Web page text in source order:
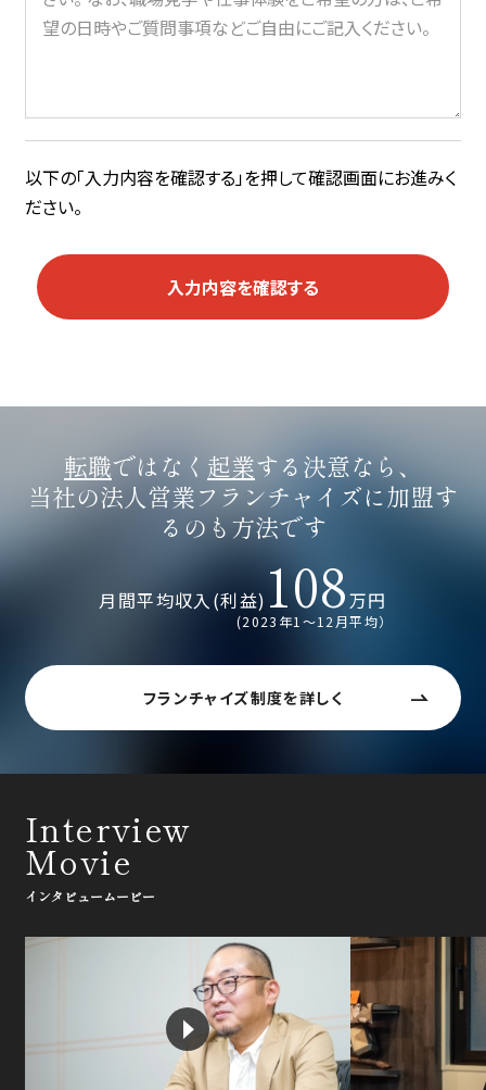
以下の「入力内容を確認する」を押して確認画面にお進みく
ださい。
転職ではなく 起業する決意なら、
当社の法人営業フランチャイズに加盟す
るのも方法です
月間平均収入(利益)108万円
(2023年1〜12月平均）
フランチャイズ制度を詳しく
Interview
Movie
インタビュームービー